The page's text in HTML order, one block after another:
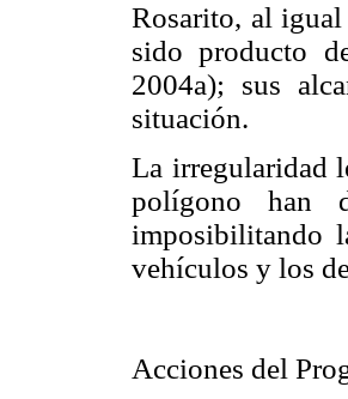
Rosarito, al
sido producto
2004a); sus
situación.
La irregularidad
polígono han
imposibilitando
vehículos y los
Acciones del